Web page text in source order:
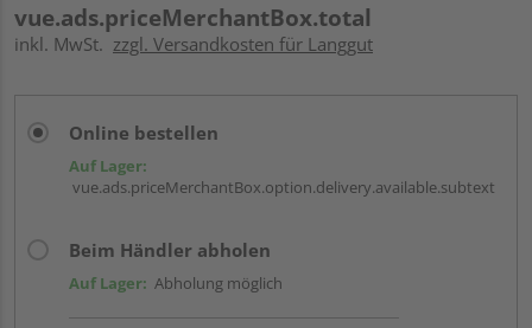
vue.ads.priceMerchantBox.total
inkl. MwSt. zzgl. Versandkosten für Langgut
Online bestellen
Auf Lager:
vue.ads.priceMerchantBox.option.delivery.available.subtext
Beim Händler abholen
Auf Lager: Abholung möglich